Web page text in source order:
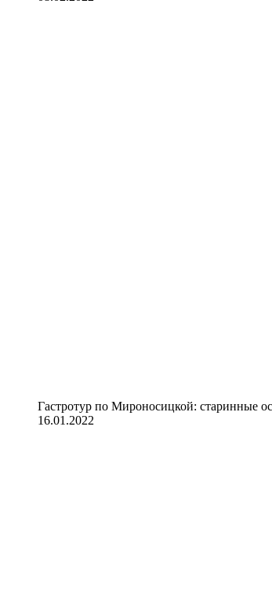
Гастротур по Мироносицкой: старинные
16.01.2022